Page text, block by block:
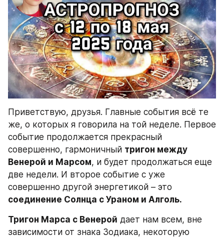
Приветствую, друзья. Главные события всё те
же, о которых я говорила на той неделе. Первое
событие продолжается прекрасный
совершенно, гармоничный тригон между
Венерой и Марсом, и будет продолжаться еще
две недели. И второе событие с уже
соединение Солнца с Ураном и Алголь.
Тригон Марса с Венерой дает нам всем, вне
зависимости от знака Зодиака, некоторую